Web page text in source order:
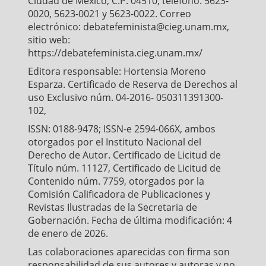
Michigan Journal of Gender and Law, 13(1)
[consultado Mar 2016]. Disponible en:
http://www.prostitutionresearch.com/mackinnon1.html
MacKinnon, C. (2011). Trafficking, Prostitution and
Inequality. Cambridge: Harvard University Press.
Madrid Romero, E., Montejo Bohórquez, J. y Icela
Madrid, R. (2014). Trabajadoras sexuales conquistan
derechos laborales. Debate Feminista, 25(50), 137–
159.
Maqueda, M. L. (2009). ¿Es la estrategia penal una
solución a la violencia contra las mujeres? Algunas
respuestas desde un discurso feminista crítico. En P.
Laurenzo, M. L. Maqueda, y A. Rubio (Eds.), Género,
violencia y derecho. Buenos Aires: Ediciones del
Puerto.
Martínez de la Escalera, A. M. (2013).
Consideraciones sobre justicia, violencia de género y
política feminista. En L. Raphaël y M. T. Priego (Eds.),
0020, 5623-0021 y 5623-0022. Correo
electrónico: debatefeminista@cieg.unam.mx,
sitio web:
https://debatefeminista.cieg.unam.mx/
Editora responsable: Hortensia Moreno
Esparza. Certificado de Reserva de Derechos al
uso Exclusivo núm. 04-2016- 050311391300-
102,
ISSN: 0188-9478; ISSN-e 2594-066X, ambos
otorgados por el Instituto Nacional del
Derecho de Autor. Certificado de Licitud de
Título núm. 11127, Certificado de Licitud de
Contenido núm. 7759, otorgados por la
Comisión Calificadora de Publicaciones y
Revistas Ilustradas de la Secretaria de
Gobernación. Fecha de última modificación: 4
de enero de 2026.
Las colaboraciones aparecidas con firma son